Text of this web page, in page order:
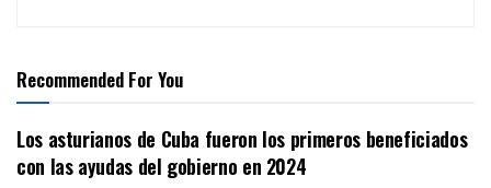
Recommended For You
Los asturianos de Cuba fueron los primeros beneficiados
con las ayudas del gobierno en 2024